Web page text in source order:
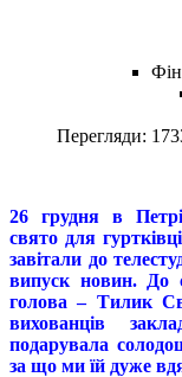
Перегляди:
26 грудня в
свято для
завітали до
випуск новин. До
голова – Тилик
вихованців
подарувала
за що ми їй дуже